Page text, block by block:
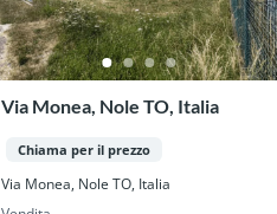
Via Monea, Nole TO, Italia
Chiama per il prezzo
Via Monea, Nole TO, Italia